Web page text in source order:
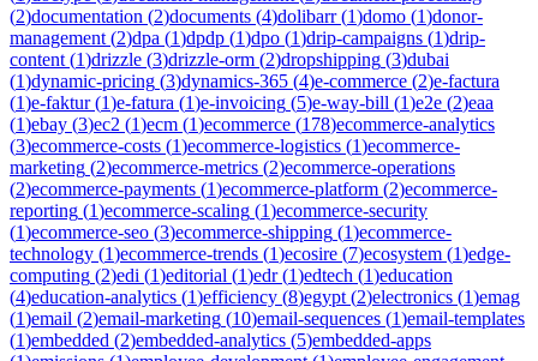
(2)documentation (2)documents (4)dolibarr(1)domo (1)donor-
management (2)dpa (1)dpdp (1)dpo (1)drip-campaigns (1)drip-
content (1)drizzle (3)drizzle-orm (2)dropshipping (3)dubai
(1)dynamic-pricing (3)dynamics-365 (4)e-commerce (2)e-factura
(1)e-faktur(1)e-fatura (1)e-invoicing (5)e-way-bill (1)e2e (2)eaa
(1)ebay (3)ec2 (1)ecm (1)ecommerce (178)ecommerce-analytics
(3)ecommerce-costs (1)ecommerce-logistics (1)ecommerce-
marketing (2)ecommerce-metrics (2)ecommerce-operations
(2)ecommerce-payments (1)ecommerce-platform (2)ecommerce-
reporting (1)ecommerce-scaling (1)ecommerce-security
(1)ecommerce-seo (3)ecommerce-shipping (1)ecommerce-
technology (1)ecommerce-trends (1)ecosire (7)ecosystem (1)edge-
computing (2)edi (1)editorial (1)edr(1)edtech (1)education
(4)education-analytics (1)efficiency (8)egypt (2)electronics (1)emag
(1)email (2)email-marketing (10)email-sequences (1)email-templates
(1)embedded (2)embedded-analytics (5)embedded-apps